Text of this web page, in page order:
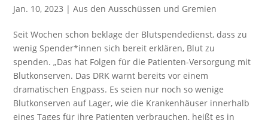
Jan. 10, 2023 |Aus den Ausschüssen und Gremien
Seit Wochen schon beklage der Blutspendedienst, dass zu
wenig Spender*innen sich bereit erklären, Blut zu
spenden. „Das hat Folgen für die Patienten-Versorgung mit
Blutkonserven. Das DRK warnt bereits vor einem
dramatischen Engpass. Es seien nur noch so wenige
Blutkonserven auf Lager, wie die Krankenhäuser innerhalb
eines Tages für ihre Patienten verbrauchen, heißt es in